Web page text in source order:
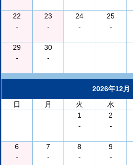
22
-
23
-
24
-
25
-
29
-
30
-
2026年12月
日
月 火 水
1
-
2
-
6
-
7
-
8
-
9
-